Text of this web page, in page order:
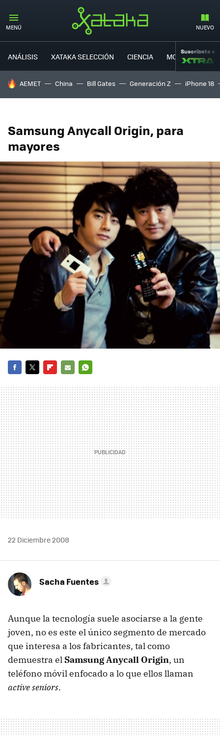
MENÚ NUEVO
ANÁLISIS XATAKA SELECCIÓN CIENCIA MOVILIDAD
Suscríbete a
HOY SE HABLA DE
AEMET China Bill Gates Generación Z iPhone 18
Samsung Anycall Origin, para
mayores
MAIL
22 Diciembre 2008
Sacha Fuentes
Aunque la tecnología suele asociarse a la gente
joven, no es este el único segmento de mercado
que interesa a los fabricantes, tal como
demuestra el Samsung Anycall Origin, un
teléfono móvil enfocado a lo que ellos llaman
active seniors.